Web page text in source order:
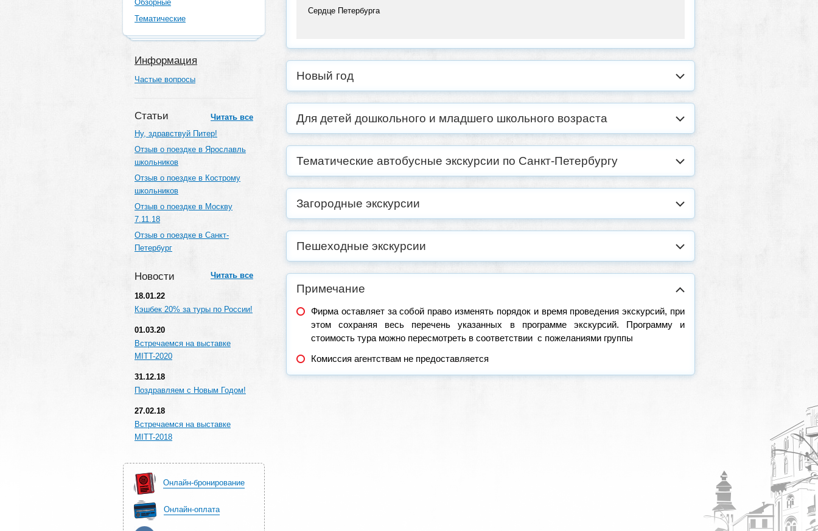
Обзорные
Тематические
Информация
Частые вопросы
Статьи
Читать все
Ну, здравствуй Питер!
Отзыв о поездке в Ярославль
школьников
Отзыв о поездке в Кострому
школьников
Отзыв о поездке в Москву
7.11.18
Отзыв о поездке в Санкт-
Петербург
Новости Читать все
18.01.22
Кэшбек 20% за туры по России!
01.03.20
Встречаемся на выставке
MITT-2020
31.12.18
Поздравляем с Новым Годом!
27.02.18
Встречаемся на выставке
MITT-2018
Онлайн-бронирование
Онлайн-оплата
Сердце Петербурга
Новый год
Для детей дошкольного и младшего школьного возраста
Тематические автобусные экскурсии по Санкт-Петербургу
Загородные экскурсии
Пешеходные экскурсии
Примечание
Фирма оставляет за собой право изменять порядок и время проведения экскурсий, при
этом сохраняя весь перечень указанных в программе экскурсий. Программу и
стоимость тура можно пересмотреть в соответствии с пожеланиями группы
Комиссия агентствам не предоставляется